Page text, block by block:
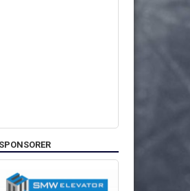
SPONSORER